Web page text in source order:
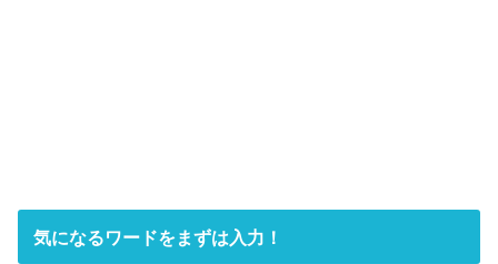
気になるワードをまずは入力！